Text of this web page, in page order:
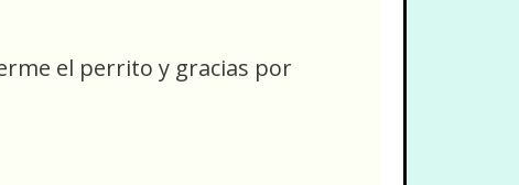
el perrito y gracias por